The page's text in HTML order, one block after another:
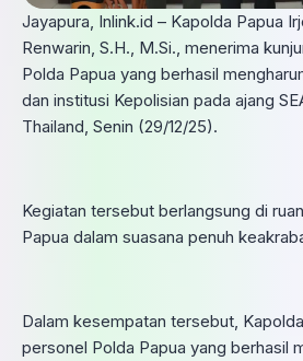
Jayapura, Inlink.id – Kapolda Papua
Renwarin, S.H., M.Si., menerima
Polda Papua yang berhasil
dan institusi Kepolisian pada ajang
Thailand, Senin (29/12/25).
Kegiatan tersebut berlangsung di
Papua dalam suasana penuh
Dalam kesempatan tersebut,
personel Polda Papua yang berhasil